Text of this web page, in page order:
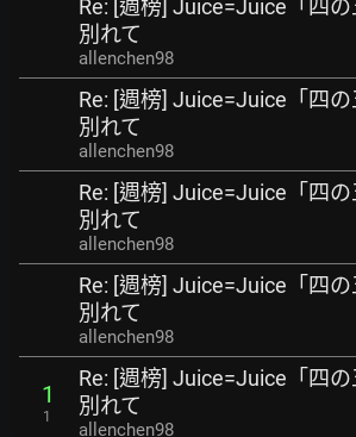
Re: [週榜] Juice=Juice「四
別れて
allenchen98
Re: [週榜] Juice=Juice「四
別れて
allenchen98
Re: [週榜] Juice=Juice「四
別れて
allenchen98
Re: [週榜] Juice=Juice「四
別れて
allenchen98
1
1
Re: [週榜] Juice=Juice「四
別れて
allenchen98